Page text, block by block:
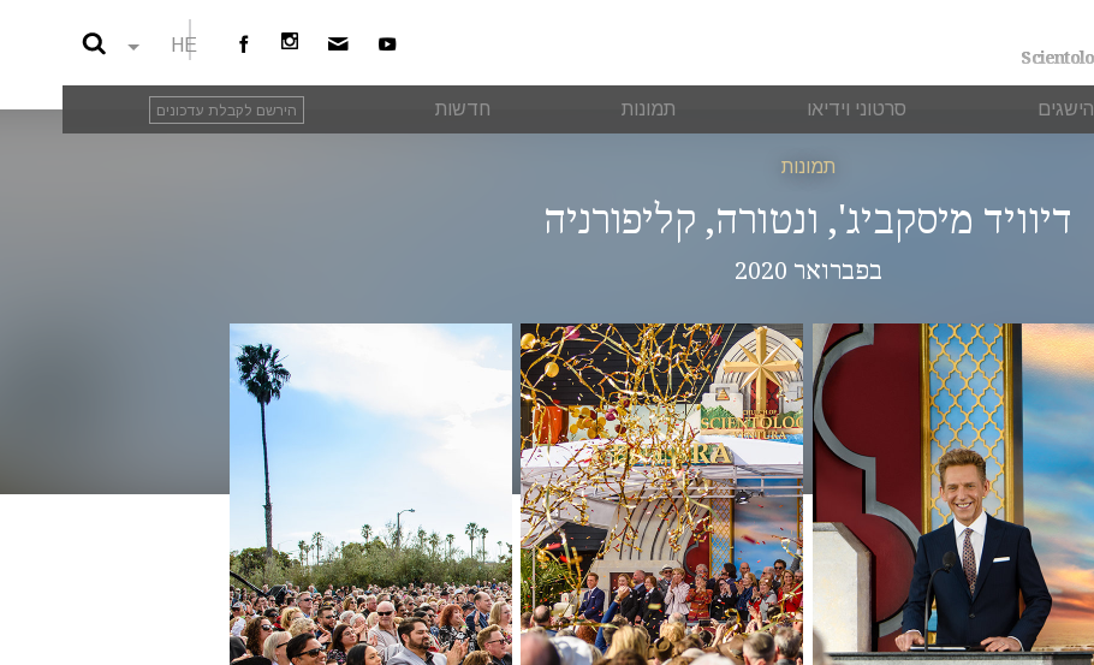
HE
הישגים סרטוני וידיאו תמונות חדשות הירשם לקבלת עדכונים
תמונות
דיוויד מיסקביג', ונטורה, קליפורניה
בפברואר 2020